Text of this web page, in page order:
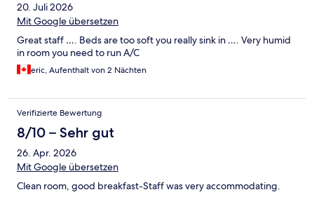
20. Juli 2026
Mit Google übersetzen
Great staff …. Beds are too soft you really sink in …. Very humid
in room you need to run A/C
eric, Aufenthalt von 2 Nächten
Verifizierte Bewertung
8/10 – Sehr gut
26. Apr. 2026
Mit Google übersetzen
Clean room, good breakfast-Staff was very accommodating.